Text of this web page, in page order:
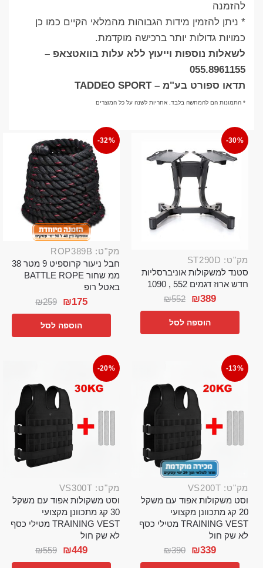
להזמנה
* ניתן להזמין מידות הגבוהות מהמלאי הקיים כמו כן
כמויות גדולות יותר ברכישה מוקדמת.
לשאלות נוספות וייעוץ ללא עלות בוואטצאפ –
055.8961155
תדאו ספורט בע"מ – TADDEO SPORT
* התמונות הם להמחשה בלבד, אחריות לשנה על כל המוצרים
-30%
מק"ט: ST290D
סטנד למשקולות אוניברסליות
חדש ארוז דגמים 552 , 1090
₪552 ₪389
הוספה לסל
-32%
מק"ט: ROP389B
חבל ניעור קרוספיט 9 מטר 38
ממ שחור BATTLE ROPE
באטל רופ
₪259 ₪175
הוספה לסל
-13%
מק"ט: VS200T
וסט משקולות אפוד עם משקל
20 קג מתכוונן מקצועי
TRAINING VEST מטילי כסף
לא שק חול
₪390 ₪339
-20%
מק"ט: VS300T
וסט משקולות אפוד עם משקל
30 קג מתכוונן מקצועי
TRAINING VEST מטילי כסף
לא שק חול
₪559 ₪449